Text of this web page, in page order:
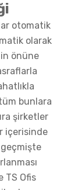
otomatik
olarak
önüne
bunlara
şirketler
içerisinde
TS Ofis